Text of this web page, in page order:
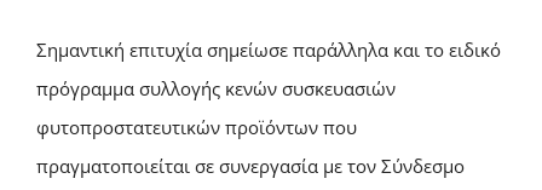
Σημαντική επιτυχία σημείωσε παράλληλα και το ειδικό
πρόγραμμα συλλογής κενών συσκευασιών
φυτοπροστατευτικών προϊόντων που
πραγματοποιείται σε συνεργασία με τον Σύνδεσμο